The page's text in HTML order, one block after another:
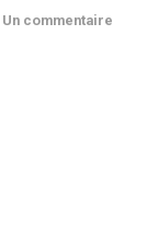
Un commentaire